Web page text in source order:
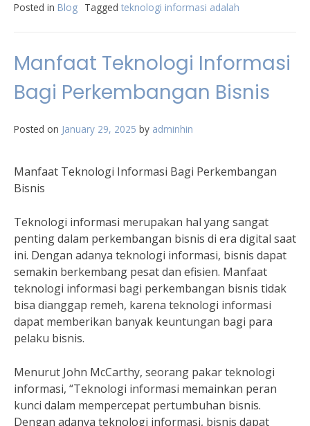
Posted in Blog Tagged teknologi informasi adalah
Manfaat Teknologi Informasi
Bagi Perkembangan Bisnis
Posted on January 29, 2025 by adminhin
Manfaat Teknologi Informasi Bagi Perkembangan
Bisnis
Teknologi informasi merupakan hal yang sangat
penting dalam perkembangan bisnis di era digital saat
ini. Dengan adanya teknologi informasi, bisnis dapat
semakin berkembang pesat dan efisien. Manfaat
teknologi informasi bagi perkembangan bisnis tidak
bisa dianggap remeh, karena teknologi informasi
dapat memberikan banyak keuntungan bagi para
pelaku bisnis.
Menurut John McCarthy, seorang pakar teknologi
informasi, “Teknologi informasi memainkan peran
kunci dalam mempercepat pertumbuhan bisnis.
Dengan adanya teknologi informasi, bisnis dapat